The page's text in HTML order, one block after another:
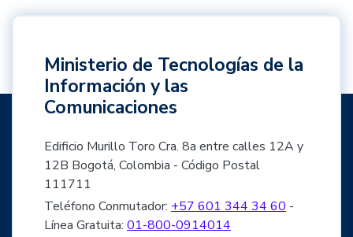
Ministerio de Tecnologías de la
Información y las
Comunicaciones
Edificio Murillo Toro Cra. 8a entre calles 12A y
12B Bogotá, Colombia - Código Postal
111711
Teléfono Conmutador: +57 601 344 34 60 -
Línea Gratuita: 01-800-0914014